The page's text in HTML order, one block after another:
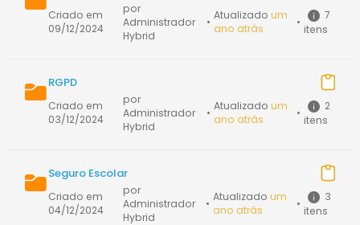
Criado em
09/12/2024
por
Administrador
Hybrid
• Atualizado um
ano atrás
•
7
itens
RGPD
Criado em
03/12/2024
por
Administrador
Hybrid
• Atualizado um
ano atrás
•
2
itens
Seguro Escolar
Criado em
04/12/2024
por
Administrador
Hybrid
• Atualizadoum
ano atrás
•
3
itens